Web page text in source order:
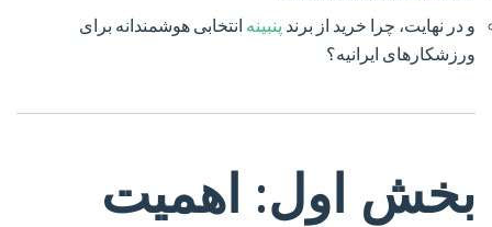
و در نهایت، چرا خرید از برند پنبینه انتخابی هوشمندانه برای
ورزشکارهای ایرانیه؟
بخش اول: اهمیت